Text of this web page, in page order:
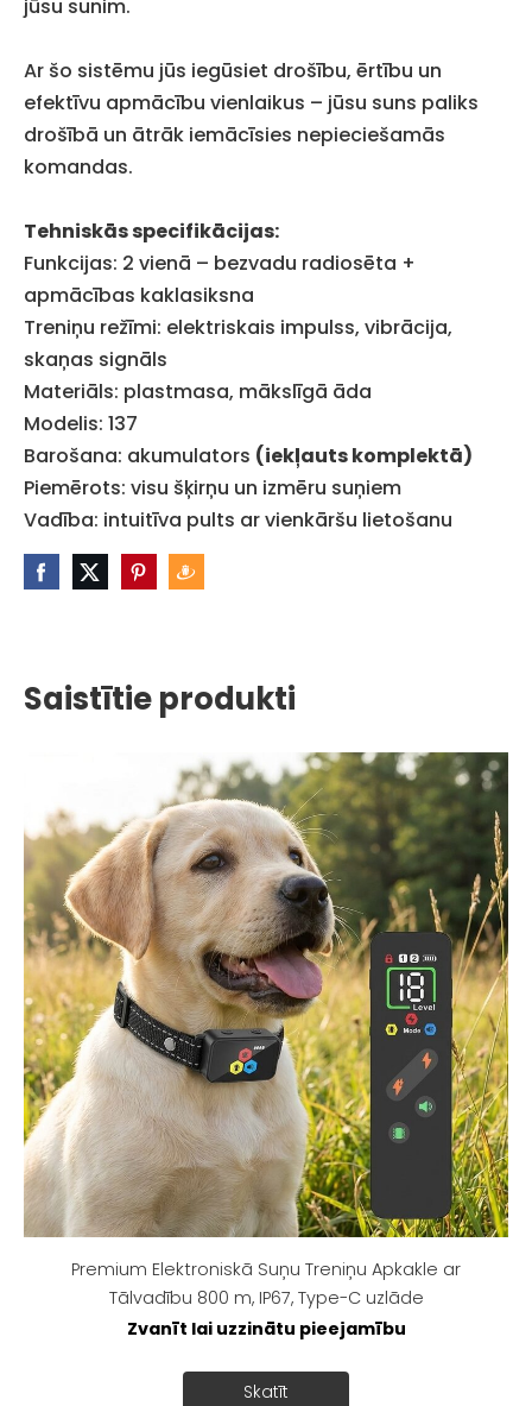
jūsu sunim.
Ar šo sistēmu jūs iegūsiet drošību, ērtību un
efektīvu apmācību vienlaikus – jūsu suns paliks
drošībā un ātrāk iemācīsies nepieciešamās
komandas.
Tehniskās specifikācijas:
Funkcijas: 2 vienā – bezvadu radiosēta +
apmācības kaklasiksna
Treniņu režīmi: elektriskais impulss, vibrācija,
skaņas signāls
Materiāls: plastmasa, mākslīgā āda
Modelis: 137
Barošana: akumulators (iekļauts komplektā)
Piemērots: visu šķirņu un izmēru suņiem
Vadība: intuitīva pults ar vienkāršu lietošanu
Saistītie produkti
Premium Elektroniskā Suņu Treniņu Apkakle ar
Tālvadību 800 m, IP67, Type-C uzlāde
Zvanīt lai uzzinātu pieejamību
Skatīt